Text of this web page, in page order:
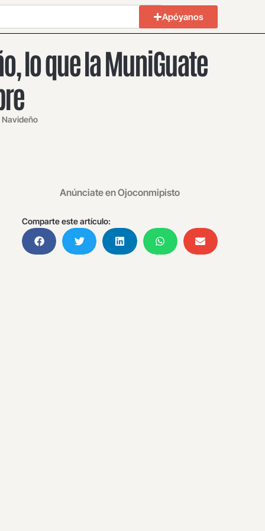
Apóyanos
lo que la MuniGuate
Anúnciate en Ojoconmipisto
Comparte este artículo: